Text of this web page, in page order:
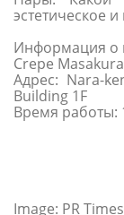
эстетическое
Информация о
Crepe
Адрес: Nara-
Building 1F
Время работы:
Image: PR Times